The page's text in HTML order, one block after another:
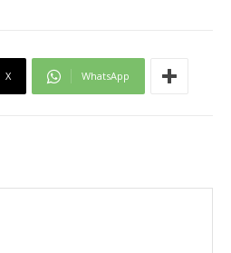
X WhatsApp